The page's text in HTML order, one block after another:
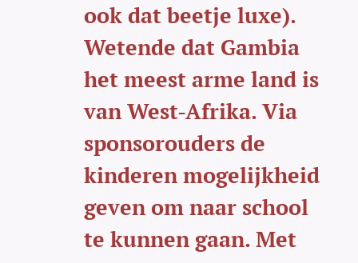
ook dat beetje luxe).
Wetende dat Gambia
het meest arme land is
van West-Afrika. Via
sponsorouders de
kinderen mogelijkheid
geven om naar school
te kunnen gaan. Met